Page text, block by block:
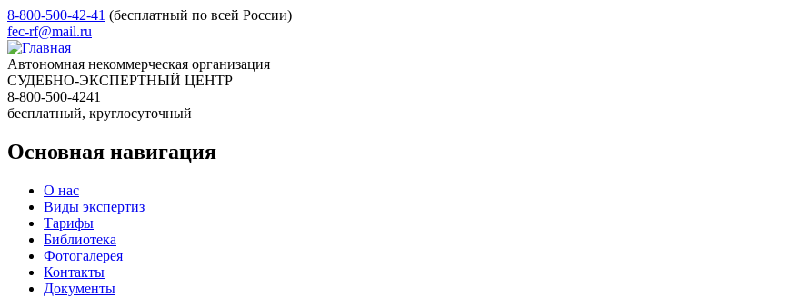
8-800-500-42-41 (бесплатный по всей России)
fec-rf@mail.ru
Автономная некоммерческая организация
СУДЕБНО-ЭКСПЕРТНЫЙ ЦЕНТР
8-800-500-4241
бесплатный, круглосуточный
Основная навигация
О нас
Виды экспертиз
Тарифы
Библиотека
Фотогалерея
Контакты
Документы